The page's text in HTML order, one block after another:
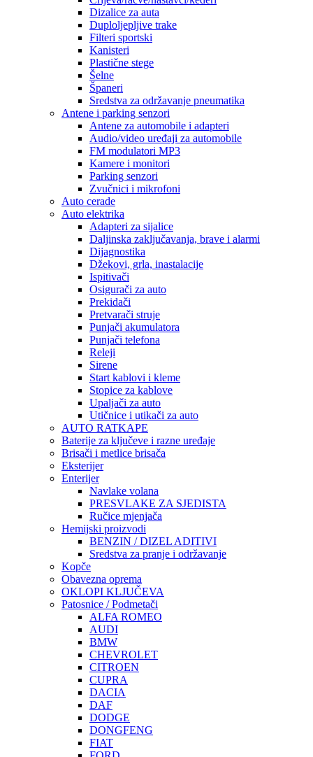
Dizalice za auta
Duploljepljive trake
Filteri sportski
Kanisteri
Plastične stege
Šelne
Španeri
Sredstva za održavanje pneumatika
Antene i parking senzori
Antene za automobile i adapteri
Audio/video uređaji za automobile
FM modulatori MP3
Kamere i monitori
Parking senzori
Zvučnici i mikrofoni
Auto cerade
Auto elektrika
Adapteri za sijalice
Daljinska zaključavanja, brave i alarmi
Dijagnostika
Džekovi, grla, inastalacije
Ispitivači
Osigurači za auto
Prekidači
Pretvarači struje
Punjači akumulatora
Punjači telefona
Releji
Sirene
Start kablovi i kleme
Stopice za kablove
Upaljači za auto
Utičnice i utikači za auto
AUTO RATKAPE
Baterije za ključeve i razne uređaje
Brisači i metlice brisača
Eksterijer
Enterijer
Navlake volana
PRESVLAKE ZA SJEDISTA
Ručice mjenjača
Hemijski proizvodi
BENZIN / DIZEL ADITIVI
Sredstva za pranje i održavanje
Kopče
Obavezna oprema
OKLOPI KLJUČEVA
Patosnice / Podmetači
ALFA ROMEO
AUDI
BMW
CHEVROLET
CITROEN
CUPRA
DACIA
DAF
DODGE
DONGFENG
FIAT